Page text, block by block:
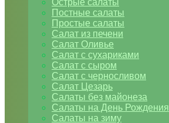
Острые салаты
Постные салаты
Простые салаты
Салат из печени
Салат Оливье
Салат с сухариками
Салат с сыром
Салат с черносливом
Салат Цезарь
Салаты без майонеза
Салаты на День Рождения
Салаты на зиму